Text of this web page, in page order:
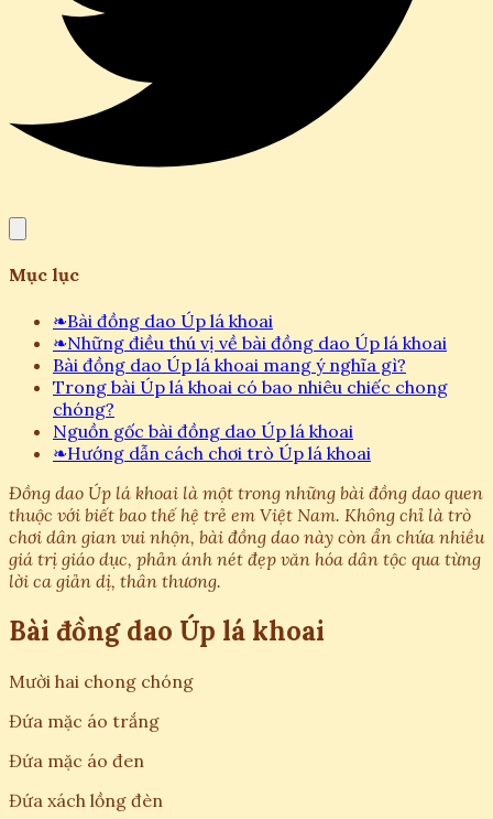
Mục lục
❧Bài đồng dao Úp lá khoai
❧Những điều thú vị về bài đồng dao Úp lá khoai
Bài đồng dao Úp lá khoai mang ý nghĩa gì?
Trong bài Úp lá khoai có bao nhiêu chiếc chong
chóng?
Nguồn gốc bài đồng dao Úp lá khoai
❧Hướng dẫn cách chơi trò Úp lá khoai
Đồng dao Úp lá khoai là một trong những bài đồng dao quen
thuộc với biết bao thế hệ trẻ em Việt Nam. Không chỉ là trò
chơi dân gian vui nhộn, bài đồng dao này còn ẩn chứa nhiều
giá trị giáo dục, phản ánh nét đẹp văn hóa dân tộc qua từng
lời ca giản dị, thân thương.
Bài đồng dao Úp lá khoai
Mười hai chong chóng
Đứa mặc áo trắng
Đứa mặc áo đen
Đứa xách lồng đèn